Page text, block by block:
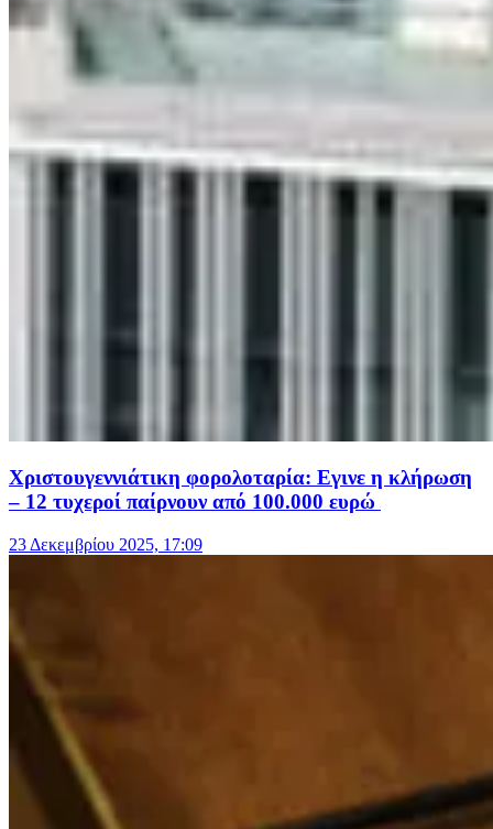
Xριστουγεννιάτικη φορολοταρία: Εγινε η κλήρωση
– 12 τυχεροί παίρνουν από 100.000 ευρώ
23 Δεκεμβρίου 2025, 17:09